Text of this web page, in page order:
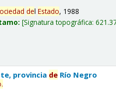
delEstado, 1988
Signatura topográfica:
provincia de Río Negro
.